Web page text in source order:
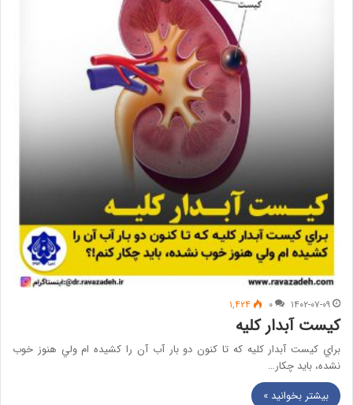
۱۴۰۲-۰۷-۰۹ ۰ ۱,۴۲۴
کیست آبدار کلیه
براي كيست آبدار كليه كه تا كنون دو بار آب آن را كشيده ام ولي هنوز خوب
نشده، بايد چكار…
بیشتر بخوانید »